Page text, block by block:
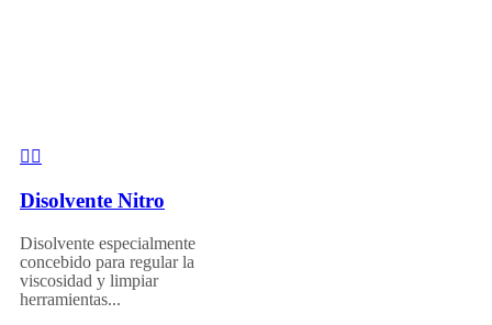
Disolvente Nitro
Disolvente especialmente
concebido para regular la
viscosidad y limpiar
herramientas...